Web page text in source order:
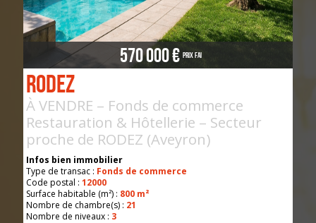
570 000 € Prix FAI
Rodez
À VENDRE – Fonds de commerce
Restauration & Hôtellerie – Secteur
proche de RODEZ (Aveyron)
Infos bien immobilier
Type de transac : Fonds de commerce
Code postal :12000
Surface habitable (m²) : 800 m²
Nombre de chambre(s) : 21
Nombre de niveaux : 3